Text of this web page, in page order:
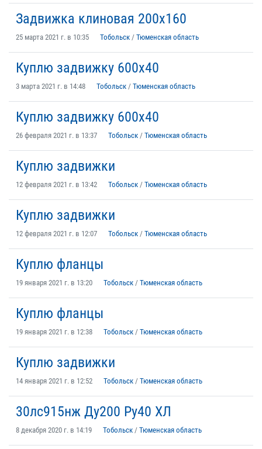
Задвижка клиновая 200х160
25 марта 2021 г. в 10:35 Тобольск / Тюменская область
Куплю задвижку 600х40
3 марта 2021 г. в 14:48 Тобольск / Тюменская область
Куплю задвижку 600х40
26 февраля 2021 г. в 13:37 Тобольск / Тюменская область
Куплю задвижки
12 февраля 2021 г. в 13:42 Тобольск / Тюменская область
Куплю задвижки
12 февраля 2021 г. в 12:07 Тобольск / Тюменская область
Куплю фланцы
19 января 2021 г. в 13:20 Тобольск / Тюменская область
Куплю фланцы
19 января 2021 г. в 12:38 Тобольск / Тюменская область
Куплю задвижки
14 января 2021 г. в 12:52 Тобольск / Тюменская область
30лс915нж Ду200 Ру40 ХЛ
8 декабря 2020 г. в 14:19 Тобольск / Тюменская область